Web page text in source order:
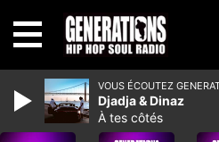
VOUS ÉCOUTEZ
Djadja & Dinaz
À tes côtés